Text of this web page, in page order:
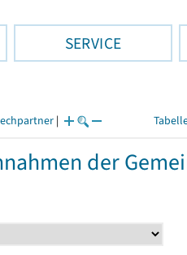
SERVICE
|
der